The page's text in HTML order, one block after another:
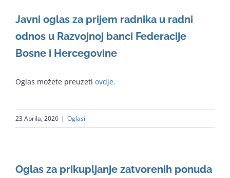
Javni oglas za prijem radnika u radni
odnos u Razvojnoj banci Federacije
Bosne i Hercegovine
Oglas možete preuzeti ovdje.
23 Aprila, 2026 | Oglasi
Oglas za prikupljanje zatvorenih ponuda